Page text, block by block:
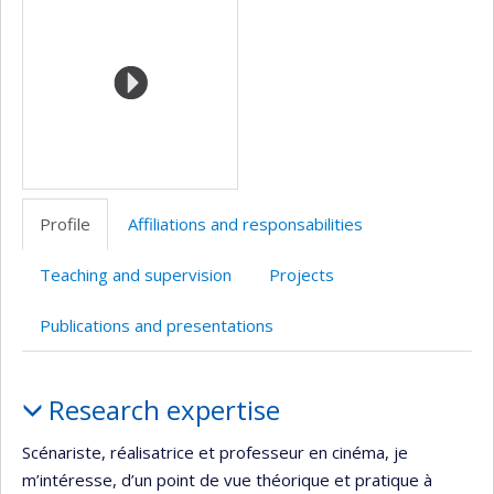
Profile Affiliations and responsabilities
Teaching and supervision Projects
Publications and presentations
Research expertise
Scénariste, réalisatrice et professeur en cinéma, je
m’intéresse, d’un point de vue théorique et pratique à